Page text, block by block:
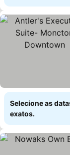
Selecione as
exatos.